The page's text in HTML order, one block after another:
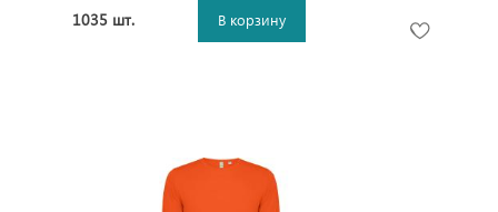
1035 шт. В корзину